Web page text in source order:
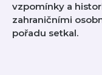
vzpomínky a
zahraničními
pořadu setkal.